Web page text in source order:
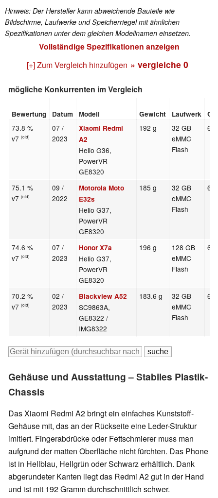
Hinweis: Der Hersteller kann abweichende Bauteile wie
Bildschirme, Laufwerke und Speicherriegel mit ähnlichen
Spezifikationen unter dem gleichen Modellnamen einsetzen.
Vollständige Spezifikationen anzeigen
[+] Zum Vergleich hinzufügen » vergleiche 0
mögliche Konkurrenten im Vergleich
Bewertung Datum Modell Gewicht Laufwerk
73.8 %
v7(old)
07 /
2023
Xiaomi Redmi
A2
Helio G36,
PowerVR
GE8320
192 g
32 GB
eMMC
Flash
75.1 %
v7(old)
09 /
2022
Motorola Moto
E32s
Helio G37,
PowerVR
GE8320
185 g
32 GB
eMMC
Flash
74.6 %
v7(old)
07 /
2023
Honor X7a
Helio G37,
PowerVR
GE8320
196 g
128 GB
eMMC
Flash
70.2 %
v7(old)
02 /
2023
Blackview A52
SC9863A,
GE8322 /
IMG8322
183.6 g
32 GB
eMMC
Flash
Gehäuse und Ausstattung – Stabiles Plastik-
Chassis
Das Xiaomi Redmi A2 bringt ein einfaches Kunststoff-
Gehäuse mit, das an der Rückseite eine Leder-Struktur
imitiert. Fingerabdrücke oder Fettschmierer muss man
aufgrund der matten Oberfläche nicht fürchten. Das Phone
ist in Hellblau, Hellgrün oder Schwarz erhältlich. Dank
abgerundeter Kanten liegt das Redmi A2 gut in der Hand
und ist mit 192 Gramm durchschnittlich schwer.